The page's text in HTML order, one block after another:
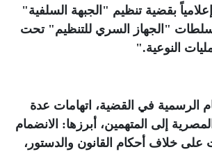
إعلامياً بقضية تنظيم "الجبهة السلفية"
"الجهاز السري للتنظيم" تحت
النوعية".
الرسمية في القضية، اتهامات عدة
إلى المتهمين، أبرزها: الانضمام
خلاف أحكام القانون والدستور،